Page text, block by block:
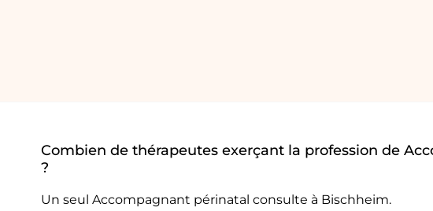
Combien de thérapeutes exerçant la profession de
?
Un seul Accompagnant périnatal consulte à Bischheim.